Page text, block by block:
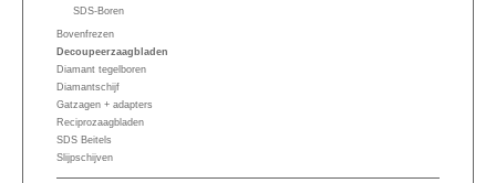
SDS-Boren
Bovenfrezen
Decoupeerzaagbladen
Diamant tegelboren
Diamantschijf
Gatzagen + adapters
Reciprozaagbladen
SDS Beitels
Slijpschijven